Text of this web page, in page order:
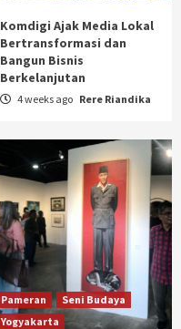
Komdigi Ajak Media Lokal
Bertransformasi dan
Bangun Bisnis
Berkelanjutan
4 weeks ago Rere Riandika
Pameran
Seni Budaya
Yogyakarta